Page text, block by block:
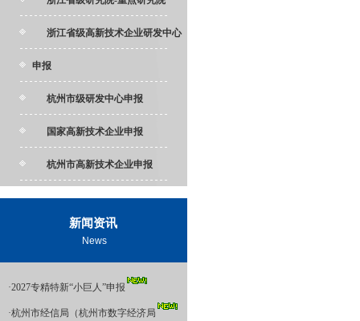
浙江省级高新技术企业研发中心
申报
杭州市级研发中心申报
国家高新技术企业申报
杭州市高新技术企业申报
新闻资讯
News
·2027专精特新“小巨人”申报
·杭州市经信局（杭州市数字经济局